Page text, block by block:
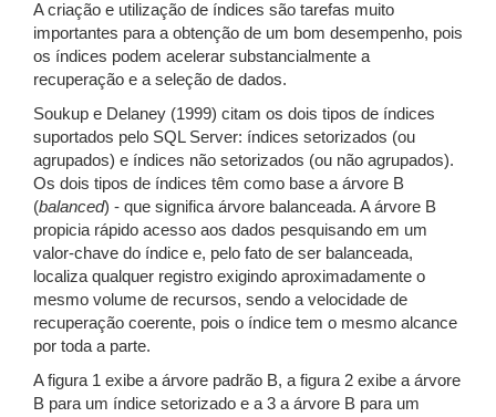
A criação e utilização de índices são tarefas muito
importantes para a obtenção de um bom desempenho, pois
os índices podem acelerar substancialmente a
recuperação e a seleção de dados.
Soukup e Delaney (1999) citam os dois tipos de índices
suportados pelo SQL Server: índices setorizados (ou
agrupados) e índices não setorizados (ou não agrupados).
Os dois tipos de índices têm como base a árvore B
(balanced) - que significa árvore balanceada. A árvore B
propicia rápido acesso aos dados pesquisando em um
valor-chave do índice e, pelo fato de ser balanceada,
localiza qualquer registro exigindo aproximadamente o
mesmo volume de recursos, sendo a velocidade de
recuperação coerente, pois o índice tem o mesmo alcance
por toda a parte.
A figura 1 exibe a árvore padrão B, a figura 2 exibe a árvore
B para um índice setorizado e a 3 a árvore B para um